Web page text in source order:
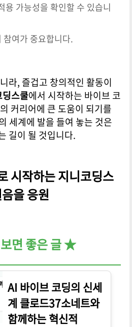
용 가능성을 확인할 수 있습니
참여가 중요합니다.
라, 즐겁고 창의적인 활동이
스쿨에서 시작하는 바이브 코
커리어에 큰 도움이 되기를
세계에 발을 들여 놓는 것은
길이 될 것입니다.
시작하는 지니코딩스
을 응원
면 좋은 글 ★
AI 바이브 코딩의 신세
계 클로드37소네트와
함께하는 혁신적